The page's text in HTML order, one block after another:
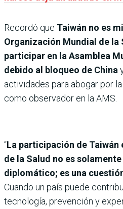
Recordó que Taiwán no es
Organización Mundial de la
participar en la Asamblea
debido al bloqueo de China
actividades para abogar por
como observador en la AMS.
“La participación de Taiwán
de la Salud no es
diplomático; es una
Cuando un país puede
tecnología, prevención y